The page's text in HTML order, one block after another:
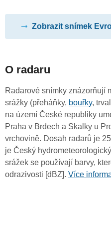
Zobrazit snímek
O radaru
Radarové snímky znázorňují
srážky (přeháňky, bouřky,
na území České republiky
Praha v Brdech a Skalky u
vrchovině. Dosah radarů je
je Český
srážek se používají barvy,
odrazivosti [dBZ]. Více